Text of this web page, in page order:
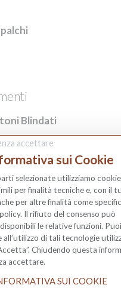
Blindati
di sicurezza
accettare
sui Cookie
selezionate utilizziamo
per finalità tecniche e, con il
per altre finalità come
Il rifiuto del consenso può
le relative funzioni. Puoi
all’utilizzo di tali tecnologie
Chiudendo questa
accettare.
SUI COOKIE